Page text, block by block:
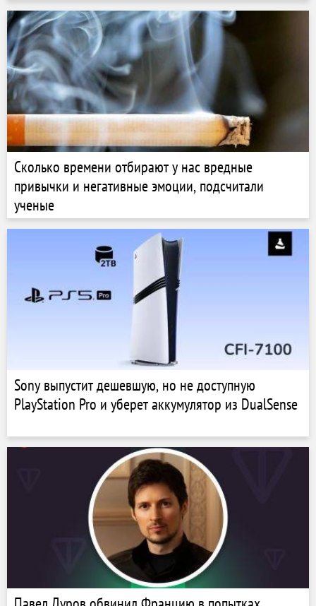
Сколько времени отбирают у нас вредные
привычки и негативные эмоции, подсчитали
ученые
Sony выпустит дешевшую, но не доступную
PlayStation Pro и уберет аккумулятор из DualSense